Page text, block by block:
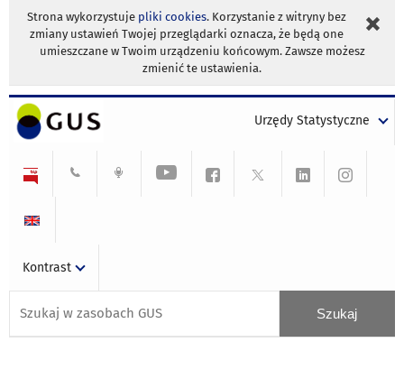
Strona wykorzystuje pliki cookies. Korzystanie z witryny bez
zmiany ustawień Twojej przeglądarki oznacza, że będą one
umieszczane w Twoim urządzeniu końcowym. Zawsze możesz
zmienić te ustawienia.
Urzędy Statystyczne
Kontrast